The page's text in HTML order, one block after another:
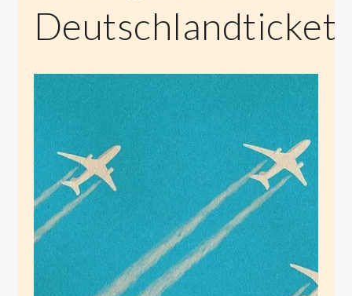
Deutschlandticket
Abgehobene
Prioritäten
Mai 22, 2026